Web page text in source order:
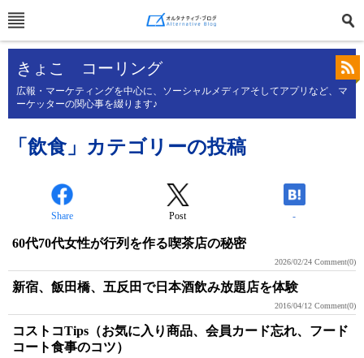
きょこ コーリング
広報・マーケティングを中心に、ソーシャルメディアそしてアプリなど、マ
ーケッターの関心事を綴ります♪
「飲食」カテゴリーの投稿
Share Post -
60代70代女性が行列を作る喫茶店の秘密
2026/02/24 Comment(0)
新宿、飯田橋、五反田で日本酒飲み放題店を体験
2016/04/12 Comment(0)
コストコTips（お気に入り商品、会員カード忘れ、フード
コート食事のコツ）